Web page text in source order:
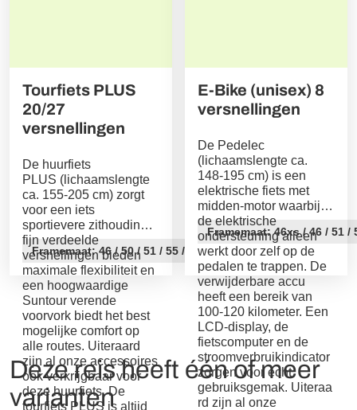
Tourfiets PLUS
20/27
versnellingen
De huurfiets
PLUS (lichaamslengte
ca. 155-205 cm) zorgt
voor een iets
sportievere zithouding,
fijn verdeelde
versnellingen bieden
maximale flexibiliteit en
een hoogwaardige
Suntour verende
voorvork biedt het best
mogelijke comfort op
alle routes. Uiteraard
zijn al onze accessoires
ook verkrijgbaar voor
deze huurfiets. De
tourfiets PLUS is altijd
Framemaat: 46 / 50 / 51 / 55 / 60 / 63
E-Bike (unisex) 8
versnellingen
De Pedelec
(lichaamslengte ca.
148-195 cm) is een
elektrische fiets met
midden-motor waarbij
de elektrische
ondersteuning alleen
werkt door zelf op de
pedalen te trappen. De
verwijderbare accu
heeft een bereik van
100-120 kilometer. Een
LCD-display, de
fietscomputer en de
stroomverbruikindicator
zorgen voor echt
gebruiksgemak. Uiteraa
rd zijn al onze
Framemaat: 46xs / 46 / 51 /
Deze reis heeft één of meer
varianten